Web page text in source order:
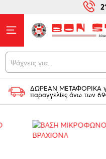
Ψά
ΔΩΡΕΑΝ ΜΕΤΑΦΟΡΙΚΑ
παραγγελίες άνω των